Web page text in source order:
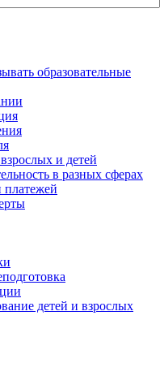
образовательные
и детей
в разных сферах
платежей
детей и взрослых